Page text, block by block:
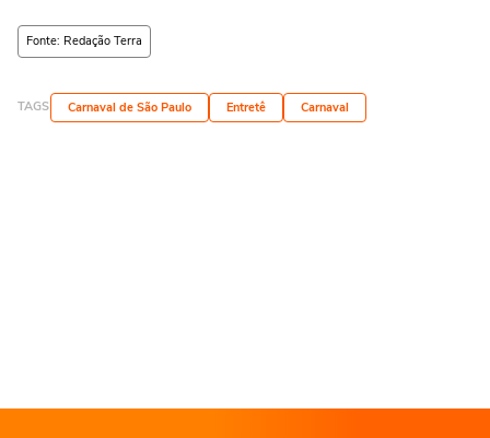
Fonte: Redação Terra
TAGS Carnaval de São Paulo Entretê Carnaval